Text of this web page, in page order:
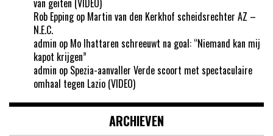
van geiten (VIDEO)
Rob Eppingop Martin van den Kerkhof scheidsrechter AZ –
N.E.C.
admin op Mo Ihattaren schreeuwt na goal: “Niemand kan mij
kapot krijgen”
admin op Spezia-aanvaller Verde scoort met spectaculaire
omhaal tegen Lazio (VIDEO)
ARCHIEVEN